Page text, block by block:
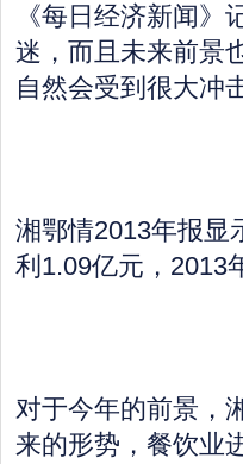
《每日经济新闻
迷，而且未来前景
自然会受到很大冲
湘鄂情2013年报显
利1.09亿元，2013
对于今年的前景，
来的形势，餐饮业